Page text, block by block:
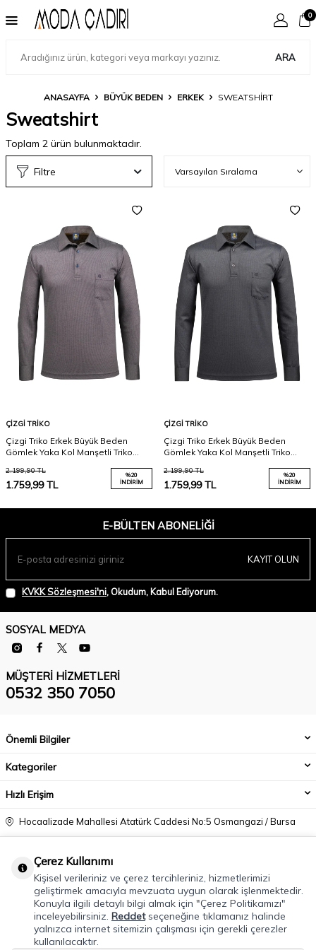
ARA
0
ANASAYFA BÜYÜK BEDEN ERKEK SWEATSHIRT
Sweatshirt
Toplam 2 ürün bulunmaktadır.
Filtre
ÇIZGI TRIKO
Çizgi Triko Erkek Büyük Beden
Gömlek Yaka Kol Manşetli Triko
2.199,90TL
1.759,99TL
%20
İNDIRIM
ÇIZGI TRIKO
Çizgi Triko Erkek Büyük Beden
Gömlek Yaka Kol Manşetli Triko
2.199,90TL
1.759,99TL
%20
İNDIRIM
E-BÜLTEN ABONELIĞI
KAYIT OLUN
KVKK Sözleşmesi'ni, Okudum, Kabul Ediyorum.
SOSYAL MEDYA
MÜŞTERI HIZMETLERI
0532 350 7050
Önemli Bilgiler
Kategoriler
Hızlı Erişim
Hocaalizade Mahallesi Atatürk Caddesi No:5 Osmangazi / Bursa
info@modacadiri.com
Çerez Kullanımı
Kişisel verileriniz ve çerez tercihleriniz, hizmetlerimizi
geliştirmek amacıyla mevzuata uygun olarak işlenmektedir.
Konuyla ilgili detaylı bilgi almak için "Çerez Politikamızı"
inceleyebilirsiniz. Reddetseçeneğine tıklamanız halinde
yalnızca internet sitemizin çalışması için gerekli çerezler
kullanılacaktır.